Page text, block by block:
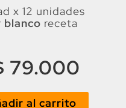
x 12 unidades
blanco receta
79.000
al carrito